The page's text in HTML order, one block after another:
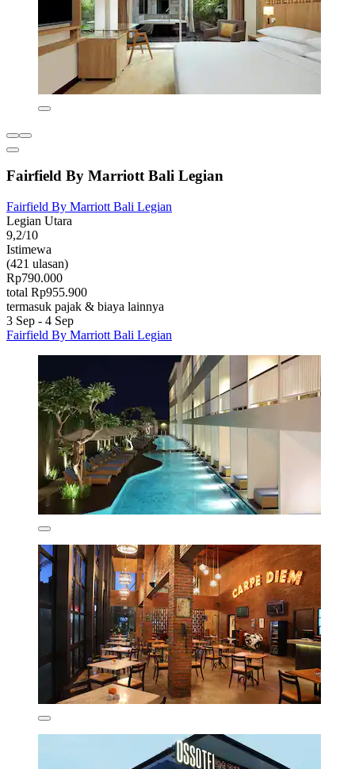
Fairfield By Marriott Bali Legian
Fairfield By Marriott Bali Legian
Legian Utara
9,2/10
Istimewa
(421 ulasan)
Rp790.000
total Rp955.900
termasuk pajak & biaya lainnya
3 Sep - 4 Sep
Fairfield By Marriott Bali Legian